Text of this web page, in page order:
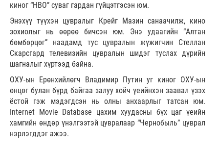
киног “HBO” суваг гардан гүйцэтгэсэн юм.
Энэхүү түүхэн цувралыг Крейг Мазин санаачилж, кино
зохиолыг нь өөрөө бичсэн юм. Энэ удаагийн “Алтан
бөмбөрцөг” наадамд тус цувралын жүжигчин Стеллан
Скарсгард телевизийн цувралын шидэг туслах дүрийн
шагналыг хүртээд байна.
ОХУ-ын Ерөнхийлөгч Владимир Путин уг киног ОХУ-ын
өнцөг булан бүрд байгаа залуу хойч үеийнхэн заавал үзэх
ёстой гэж мэдэгдсэн нь олны анхаарлыг татсан юм.
Internet Movie Database цахим хуудасны бүх цаг үеийн
хамгийн өндөр үнэлгээтэй цувралаар “Чернобыль” цуврал
нэрлэгддэг ажээ.